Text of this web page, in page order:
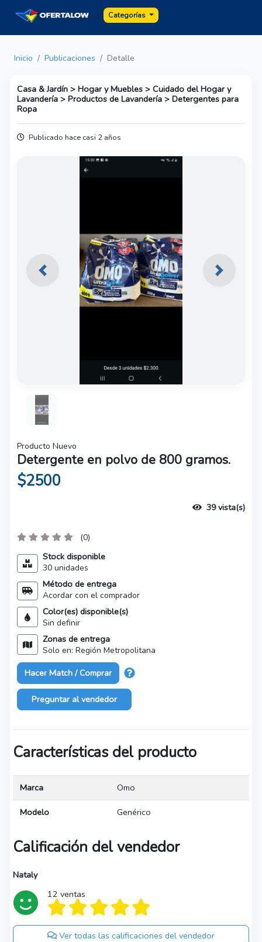
Categorías
Inicio Publicaciones Detalle
Casa & Jardín > Hogar y Muebles > Cuidado del Hogar y
Lavandería > Productos de Lavandería > Detergentes para
Ropa
Publicado hace casi 2 años
Previous Next
Producto Nuevo
Detergente en polvo de 800 gramos.
$2500
39 vista(s)
(0)
Stock disponible
30 unidades
Método de entrega
Acordar con el comprador
Color(es) disponible(s)
Sin definir
Zonas de entrega
Solo en: Región Metropolitana
Hacer Match / Comprar
Preguntar al vendedor
Características del producto
Marca Omo
Modelo Genérico
Calificación del vendedor
Nataly
12 ventas
Ver todas las calificaciones del vendedor